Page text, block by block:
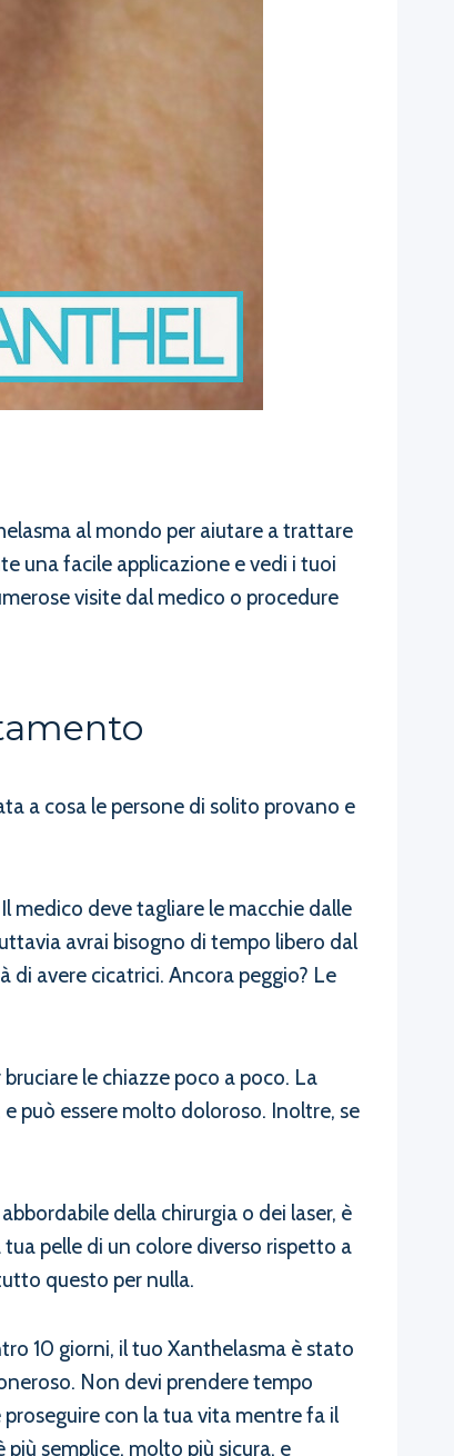
al mondo per aiutare a trattare
una facile applicazione e vedi i tuoi
visite dal medico o procedure
a cosa le persone di solito provano e
medico deve tagliare le macchie dalle
avrai bisogno di tempo libero dal
di avere cicatrici. Ancora peggio? Le
le chiazze poco a poco. La
può essere molto doloroso. Inoltre, se
della chirurgia o dei laser, è
pelle di un colore diverso rispetto a
questo per nulla.
10 giorni, il tuo Xanthelasma è stato
Non devi prendere tempo
con la tua vita mentre fa il
semplice, molto più sicura, e